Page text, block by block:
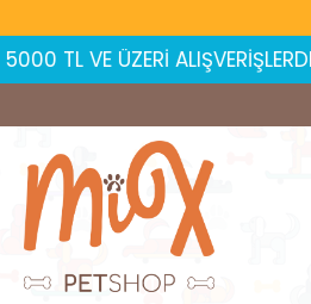
ÜZERİ ALIŞVERİŞLERDE 350